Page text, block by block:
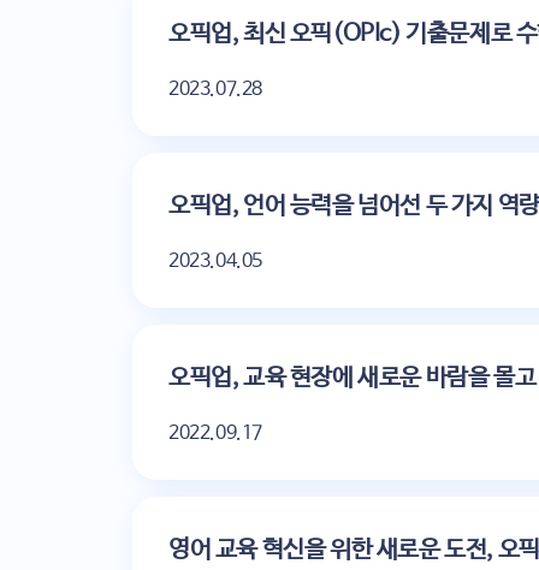
오픽업, 최신 오픽(OPIc) 기출문제로
2023.07.28
오픽업, 언어 능력을 넘어선 두 가지 역
2023.04.05
오픽업, 교육 현장에 새로운 바람을 몰
2022.09.17
영어 교육 혁신을 위한 새로운 도전, 오